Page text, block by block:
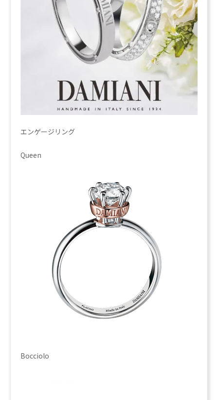
エンゲージリング
Queen
Bocciolo